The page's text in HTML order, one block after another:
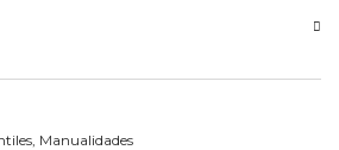
Manualidades